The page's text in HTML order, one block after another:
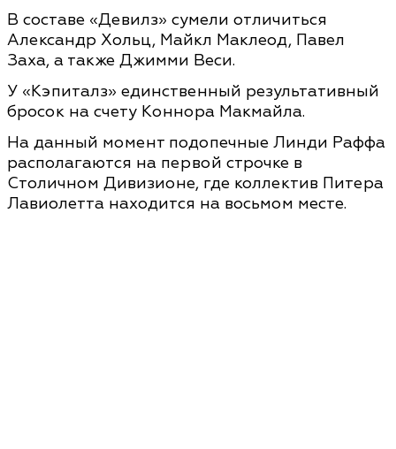
В составе «Девилз» сумели отличиться
Александр Хольц, Майкл Маклеод, Павел
Заха, а также Джимми Веси.
У «Кэпиталз» единственный результативный
бросок на счету Коннора Макмайла.
На данный момент подопечные Линди Раффа
располагаются на первой строчке в
Столичном Дивизионе, где коллектив Питера
Лавиолетта находится на восьмом месте.